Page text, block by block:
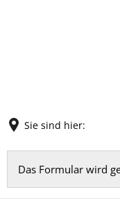
Sie sind hier:
Feedback
Das Formular wird